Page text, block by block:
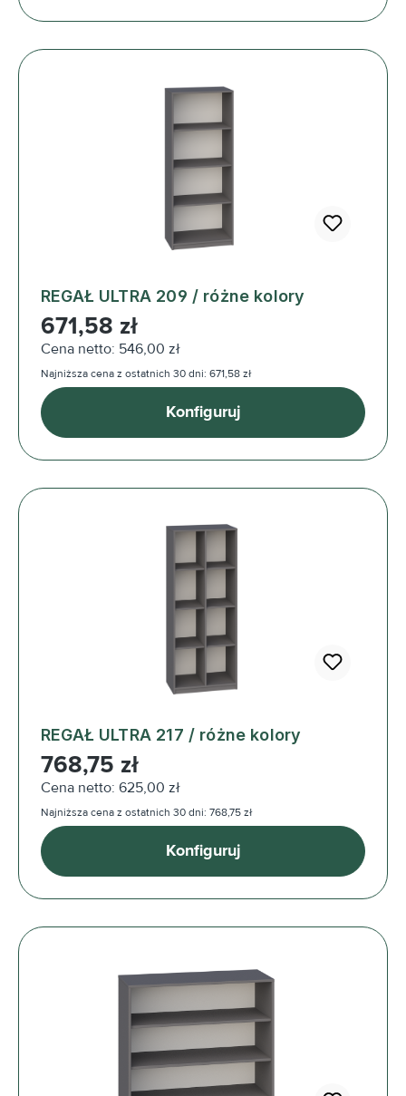
REGAŁ ULTRA 209 / różne kolory
Cena regularna:
671,58 zł
Cena netto: 546,00 zł
Najniższa cena z ostatnich 30 dni: 671,58 zł
Konfiguruj
REGAŁ ULTRA 217 / różne kolory
Cena regularna:
768,75 zł
Cena netto: 625,00 zł
Najniższa cena z ostatnich 30 dni: 768,75 zł
Konfiguruj